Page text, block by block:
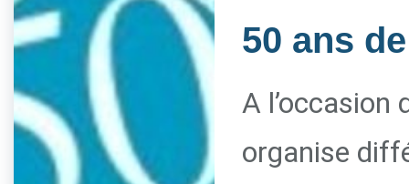
50 ans
A l’occasion
organise